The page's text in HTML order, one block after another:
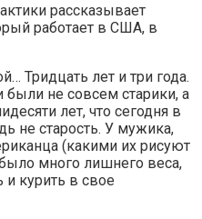
рассказывает
работает в США, в
Тридцать лет и три года.
были не совсем старики, а
лет, что сегодня в
не старость. У мужика,
(какими их рисуют
много лишнего веса,
и курить в свое